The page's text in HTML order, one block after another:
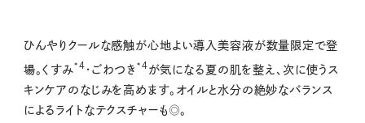
ひんやりクールな感触が心地よい導入美容液が数量限定で登
場。くすみ*4 ・ごわつき *4 が気になる夏の肌を整え、次に使うス
キンケアのなじみを高めます。オイルと水分の絶妙なバランス
によるライトなテクスチャーも◎。